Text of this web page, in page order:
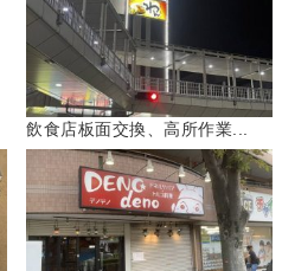
飲食店板面交換、高所作業...